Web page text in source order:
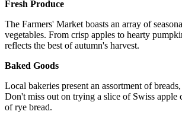
Fresh Produce
The Farmers' Market boasts an array of
vegetables. From crisp apples to hearty
reflects the best of autumn's harvest.
Baked Goods
Local bakeries present an assortment of
Don't miss out on trying a slice of Swiss apple
of rye bread.